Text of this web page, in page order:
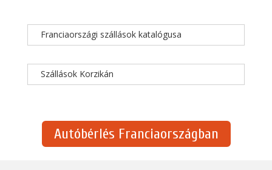
Franciaországi szállások katalógusa
Szállások Korzikán
Autóbérlés Franciaországban